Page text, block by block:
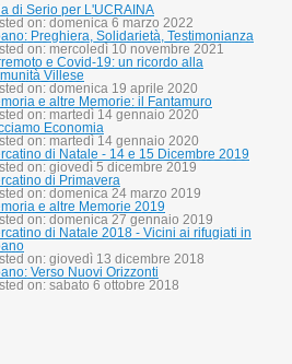
di Serio per L'UCRAINA
on: domenica 6 marzo 2022
Preghiera, Solidarietà, Testimonianza
on: mercoledì 10 novembre 2021
e Covid-19: un ricordo alla
Villese
on: domenica 19 aprile 2020
e altre Memorie: il Fantamuro
on: martedì 14 gennaio 2020
Economia
on: martedì 14 gennaio 2020
di Natale - 14 e 15 Dicembre 2019
on: giovedì 5 dicembre 2019
di Primavera
on: domenica 24 marzo 2019
e altre Memorie 2019
on: domenica 27 gennaio 2019
di Natale 2018 - Vicini ai rifugiati in
on: giovedì 13 dicembre 2018
Verso Nuovi Orizzonti
on: sabato 6 ottobre 2018